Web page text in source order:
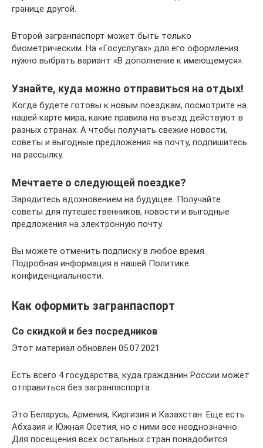
границе другой.
Второй загранпаспорт может быть только
биометрическим. На «Госуслугах» для его оформления
нужно выбрать вариант «В дополнение к имеющемуся».
Узнайте, куда можно отправиться на отдых!
Когда будете готовы к новым поездкам, посмотрите на
нашей карте мира, какие правила на въезд действуют в
разных странах. А чтобы получать свежие новости,
советы и выгодные предложения на почту, подпишитесь
на рассылку.
Мечтаете о следующей поездке?
Зарядитесь вдохновением на будущее. Получайте
советы для путешественников, новости и выгодные
предложения на электронную почту.
Вы можете отменить подписку в любое время.
Подробная информация в нашей Политике
конфиденциальности.
Как оформить загранпаспорт
Со скидкой и без посредников
Этот материал обновлен 05.07.2021
Есть всего 4 государства, куда гражданин России может
отправиться без загранпаспорта.
Это Беларусь, Армения, Киргизия и Казахстан. Еще есть
Абхазия и Южная Осетия, но с ними все неоднозначно.
Для посещения всех остальных стран понадобится